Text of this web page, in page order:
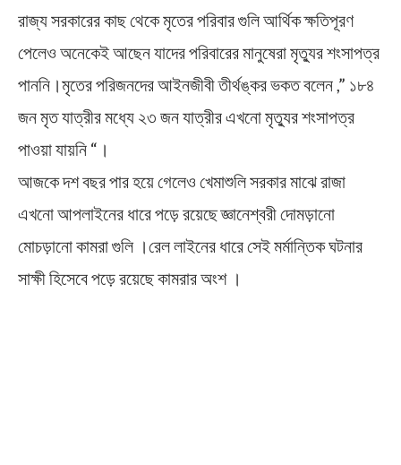
রাজ্য সরকারের কাছ থেকে মৃতের পরিবার গুলি আর্থিক ক্ষতিপূরণ
পেলেও অনেকেই আছেন যাদের পরিবারের মানুষেরা মৃত্যুর শংসাপত্র
পাননি।মৃতের পরিজনদের আইনজীবী তীর্থঙ্কর ভকত বলেন ,” ১৮৪
জন মৃত যাত্রীর মধ্যে ২৩ জন যাত্রীর এখনো মৃত্যুর শংসাপত্র
পাওয়া যায়নি “।
আজকে দশ বছর পার হয়ে গেলেও খেমাশুলি সরকার মাঝে রাজা
এখনো আপলাইনের ধারে পড়ে রয়েছে জ্ঞানেশ্বরী দোমড়ানো
মোচড়ানো কামরা গুলি ।রেল লাইনের ধারে সেই মর্মান্তিক ঘটনার
সাক্ষী হিসেবে পড়ে রয়েছে কামরার অংশ ।